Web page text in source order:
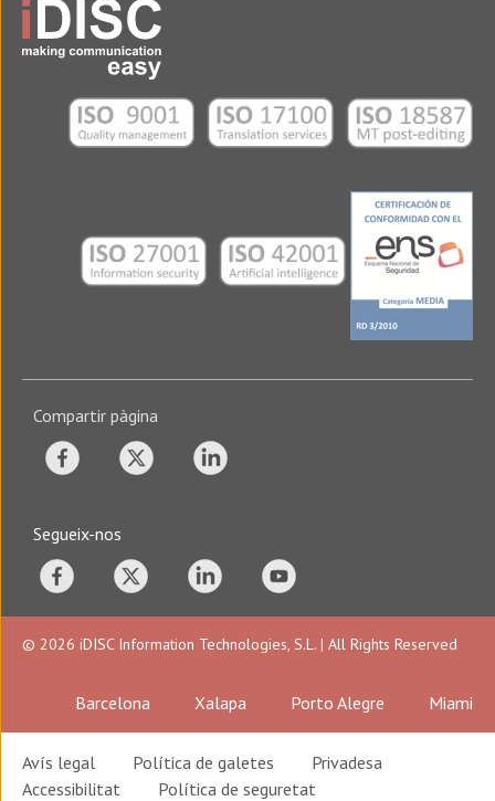
Compartir pàgina
Segueix-nos
© 2026 iDISC Information Technologies, S.L. | All Rights Reserved
Barcelona Xalapa Porto Alegre Miami
Avís legal Política de galetes
Privadesa
Accessibilitat
Política de seguretat